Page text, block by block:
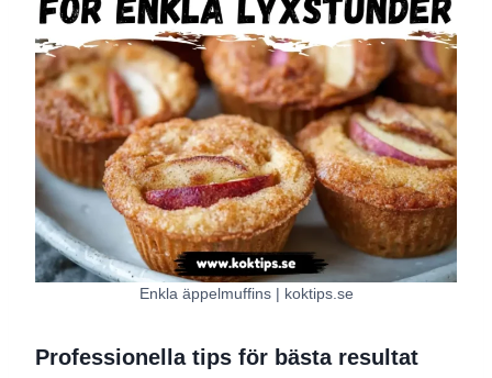
Enkla äppelmuffins | koktips.se
Professionella tips för bästa resultat